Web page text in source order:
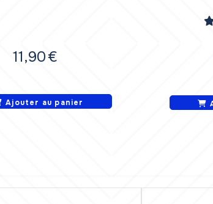
11,90€
Ajouter au panier